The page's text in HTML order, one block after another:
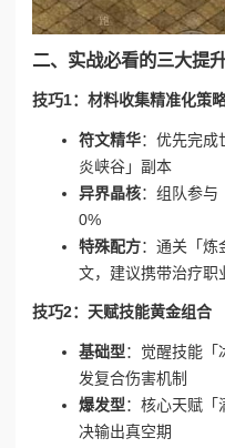
二、实战必看的三大提
技巧1：材料收集精准化策
符文精华：优先完成
炎峡谷」副本
异界晶核：组队参与
0%
特殊配方：通关「炼
文，建议携带治疗职
技巧2：天赋技能黄金组合
基础型：觉醒技能
发复合伤害机制
爆发型：核心天赋
决输出真空期